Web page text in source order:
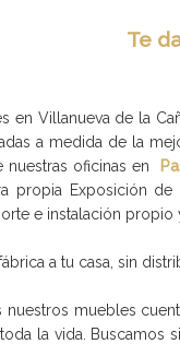
Te
en Villanueva de la
a medida de la
nuestras oficinas en
propia Exposición
e instalación
a tu casa, sin
nuestros muebles
la vida. Buscamos